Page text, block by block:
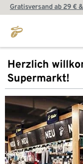
Gratisversand ab 29 €
Herzlich
Supermarkt!